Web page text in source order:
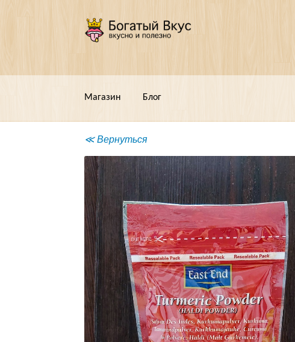
Перейти
Перейти
Магазин Блог
≪ Вернуться